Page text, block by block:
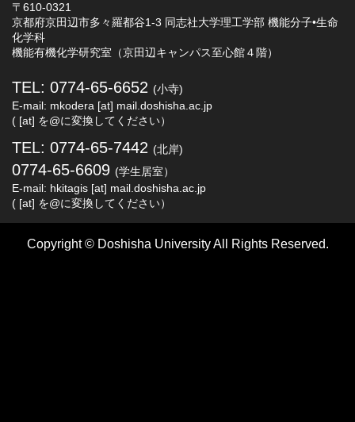
〒610-0321
京都府京田辺市多々羅都谷1-3 同志社大学理工学部 機能分子•生命
化学科
機能有機化学研究室（京田辺キャンパス至心館４階）
TEL: 0774-65-6652 (小寺)
E-mail: mkodera [at] mail.doshisha.ac.jp
( [at] を@に変換してください）
TEL: 0774-65-7442 (北岸)
0774-65-6609 (学生居室）
E-mail: hkitagis [at] mail.doshisha.ac.jp
( [at] を@に変換してください）
Copyright © Doshisha University All Rights Reserved.